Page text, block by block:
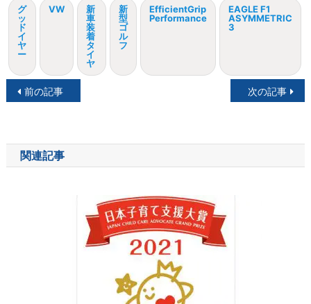
グ
ッ
ド
イ
ヤ
ー
VW
新
車
装
着
タ
イ
ヤ
新
型
ゴ
ル
フ
EfficientGrip
Performance
EAGLE F1
ASYMMETRIC
3
投
ナ
ビ
前の記事 次の記事
関連記事